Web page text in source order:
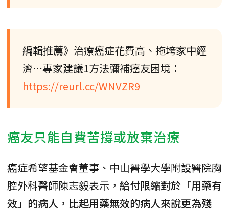
編輯推薦》治療癌症花費高、拖垮家中經
濟…專家建議1方法彌補癌友困境：
https://reurl.cc/WNVZR9
癌友只能自費苦撐或放棄治療
癌症希望基金會董事、中山醫學大學附設醫院胸
腔外科醫師陳志毅表示， 給付限縮對於「用藥有
效」的病人，比起用藥無效的病人來說更為殘